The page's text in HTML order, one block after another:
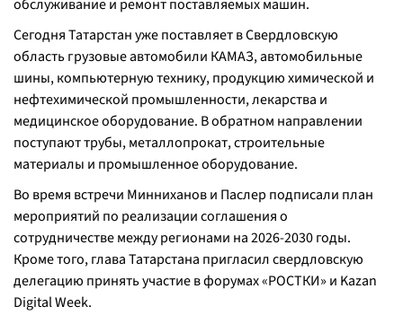
обслуживание и ремонт поставляемых машин.
Сегодня Татарстан уже поставляет в Свердловскую
область грузовые автомобили КАМАЗ, автомобильные
шины, компьютерную технику, продукцию химической и
нефтехимической промышленности, лекарства и
медицинское оборудование. В обратном направлении
поступают трубы, металлопрокат, строительные
материалы и промышленное оборудование.
Во время встречи Минниханов и Паслер подписали план
мероприятий по реализации соглашения о
сотрудничестве между регионами на 2026-2030 годы.
Кроме того, глава Татарстана пригласил свердловскую
делегацию принять участие в форумах «РОСТКИ» и Kazan
Digital Week.